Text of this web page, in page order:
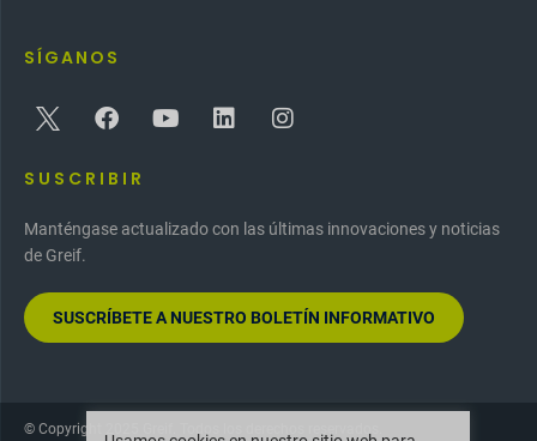
SÍGANOS
SUSCRIBIR
Manténgase actualizado con las últimas innovaciones y noticias
de Greif.
SUSCRÍBETE A NUESTRO BOLETÍN INFORMATIVO
© Copyright 2025 Greif. Todos los derechos reservados.